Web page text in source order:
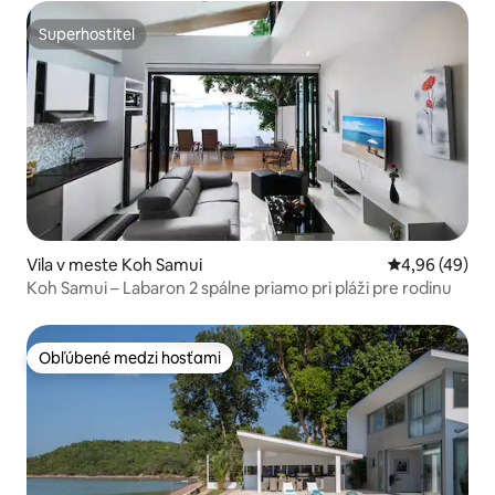
Superhostiteľ
Superhostiteľ
Vila v meste Koh Samui Priemerné
4,96 (49)
Koh Samui – Labaron 2 spálne priamo pri pláži pre rodinu
Obľúbené medzi hosťami
Obľúbené medzi hosťami